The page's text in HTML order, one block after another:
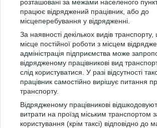
розташовані за межами населеного
працює відряджений працівник, або до
місцеперебування у відрядженні.
За наявності декількох видів
місце постійної роботи з місцем
адміністрація підприємства може
відрядженому працівникові вид
слід користуватися. У разі відсутності
працівник самостійно вирішує питання
транспорту.
Відрядженому працівникові
витрати на проїзд міським транспортом
користування (крім таксі) відповідно до